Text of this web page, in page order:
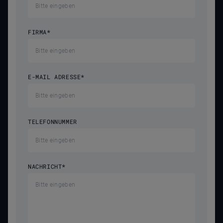
FIRMA*
E-MAIL ADRESSE*
TELEFONNUMMER
NACHRICHT*